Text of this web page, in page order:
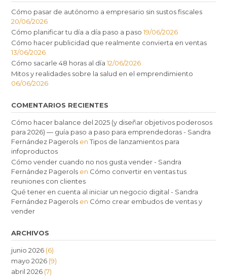
Cómo pasar de autónomo a empresario sin sustos fiscales
20/06/2026
Cómo planificar tu día a día paso a paso 19/06/2026
Cómo hacer publicidad que realmente convierta en ventas
13/06/2026
Cómo sacarle 48 horas al día 12/06/2026
Mitos y realidades sobre la salud en el emprendimiento
06/06/2026
COMENTARIOS RECIENTES
Cómo hacer balance del 2025 (y diseñar objetivos poderosos
para 2026) — guía paso a paso para emprendedoras - Sandra
Fernández Pagerols enTipos de lanzamientos para
infoproductos
Cómo vender cuando no nos gusta vender - Sandra
Fernández Pagerols en Cómo convertir en ventas tus
reuniones con clientes
Qué tener en cuenta al iniciar un negocio digital - Sandra
Fernández Pagerols en Cómo crear embudos de ventas y
vender
ARCHIVOS
junio 2026 (6)
mayo 2026 (9)
abril 2026 (7)